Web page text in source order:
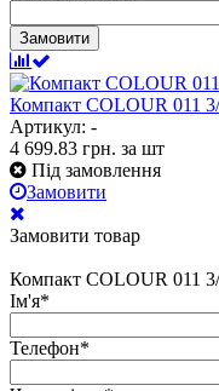
Замовити
Компакт COLOUR 011
Артикул: -
4 699.83 грн. за шт
Під замовлення
Замовити
Замовити товар
Компакт COLOUR 011
Ім'я*
Телефон*